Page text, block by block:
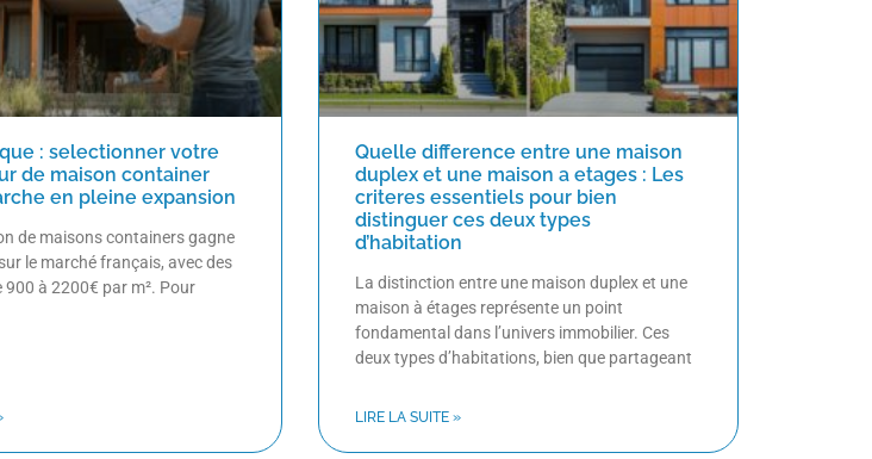
: selectionner votre
de maison container
en pleine expansion
de maisons containers gagne
le marché français, avec des
900 à 2200€ par m². Pour
Quelle difference entre une maison
duplex et une maison a etages : Les
criteres essentiels pour bien
distinguer ces deux types
d’habitation
La distinction entre une maison duplex et une
maison à étages représente un point
fondamental dans l’univers immobilier. Ces
deux types d’habitations, bien que partageant
LIRE LA SUITE »